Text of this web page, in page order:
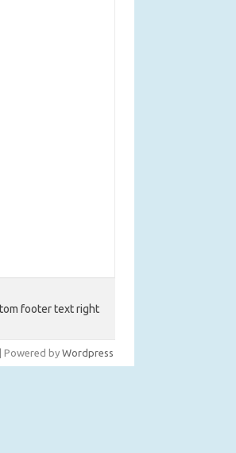
footer text right
Powered by Wordpress